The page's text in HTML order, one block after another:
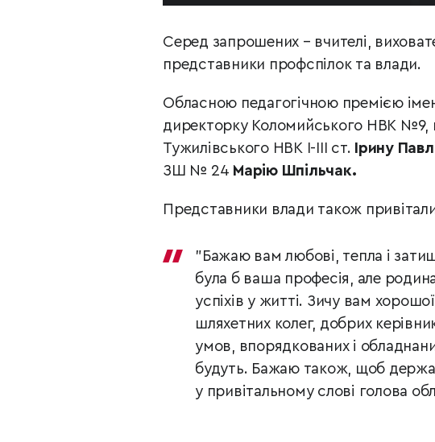
Серед запрошених – вчителі,
представники профспілок та влади.
Обласною педагогічною премією
директорку Коломийського НВК №9,
Тужилівського НВК І-ІІІ ст. Ірину
ЗШ № 24 Марію Шпільчак.
Представники влади також
"Бажаю вам любові, тепла і
була б ваша професія, але
успіхів у житті. Зичу вам
шляхетних колег, добрих
умов, впорядкованих і
будуть. Бажаю також, щоб
у привітальному слові голова